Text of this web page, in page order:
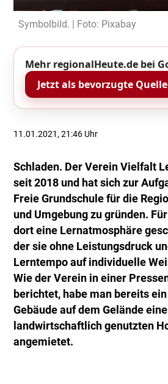
Symbolbild. | Foto: Pixabay
Mehr regionalHeute.de bei
Jetzt als bevorzugte
11.01.2021, 21:46 Uhr
Schladen. Der Verein Vielfalt
seit 2018 und hat sich zur
Freie Grundschule für die
und Umgebung zu gründen.
dort eine Lernatmosphäre
der sie ohne Leistungsdruck
Lerntempo auf individuelle
Wie der Verein in einer
berichtet, habe man bereits
Gebäude auf dem Gelände
landwirtschaftlich genutzten
angemietet.